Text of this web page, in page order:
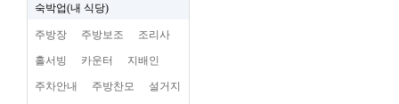
숙박업(내 식당)
주방장 주방보조 조리사
홀서빙 카운터 지배인
주차안내 주방찬모 설거지